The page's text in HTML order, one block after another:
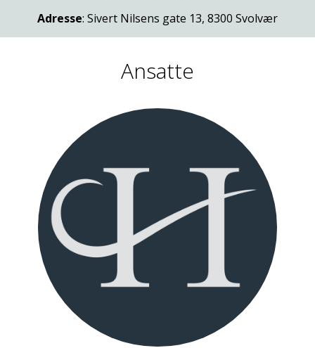
Adresse: Sivert Nilsens gate 13, 8300 Svolvær
Ansatte